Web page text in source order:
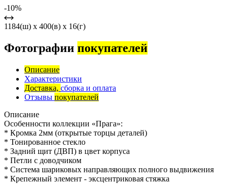
-10%
1184(ш) x 400(в) x 16(г)
Фотографии покупателей
Описание
Характеристики
Доставка, сборка и оплата
Отзывы покупателей
Описание
Особенности коллекции «Прага»:
* Кромка 2мм (открытые торцы деталей)
* Тонированное стекло
* Задний щит (ДВП) в цвет корпуса
* Петли с доводчиком
* Система шариковых направляющих полного выдвижения
* Крепежный элемент - эксцентриковая стяжка